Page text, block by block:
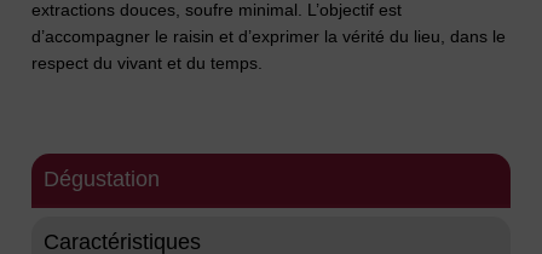
extractions douces, soufre minimal. L’objectif est
d’accompagner le raisin et d’exprimer la vérité du lieu, dans le
respect du vivant et du temps.
Dégustation
Caractéristiques